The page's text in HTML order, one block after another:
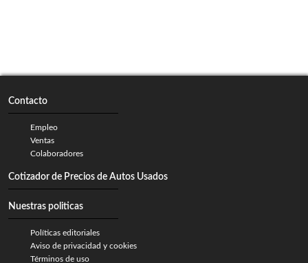
Contacto
Empleo
Ventas
Colaboradores
Cotizador de Precios de Autos Usados
Nuestras politicas
Políticas editoriales
Aviso de privacidad y cookies
Términos de uso